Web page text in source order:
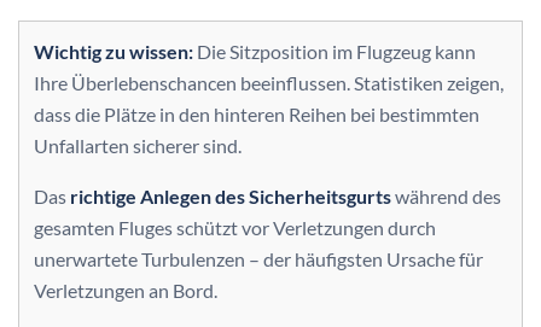
Wichtig zu wissen: Die Sitzposition im Flugzeug kann
Ihre Überlebenschancen beeinflussen. Statistiken zeigen,
dass die Plätze in den hinteren Reihen bei bestimmten
Unfallarten sicherer sind.
Das richtige Anlegen des Sicherheitsgurtswährend des
gesamten Fluges schützt vor Verletzungen durch
unerwartete Turbulenzen – der häufigsten Ursache für
Verletzungen an Bord.